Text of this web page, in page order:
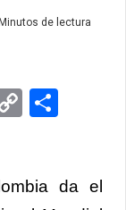
Minutos de lectura
Copy
da el